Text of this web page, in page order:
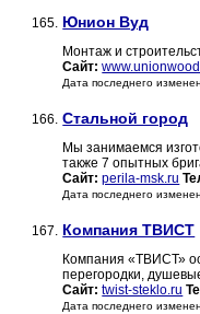
165. Юнион Вуд
Монтаж и
Сайт:
Дата последнего
166. Стальной город
Мы занимаемся
также 7 опытных
Сайт: perila-msk.ru
Дата последнего
167. Компания ТВИСТ
Компания «ТВИСТ»
перегородки,
Сайт: twist-steklo.ru
Дата последнего